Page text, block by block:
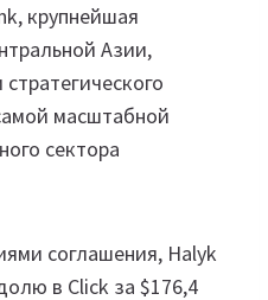
крупнейшая
Азии,
масштабной
сектора
соглашения, Halyk
в Click за $176,4